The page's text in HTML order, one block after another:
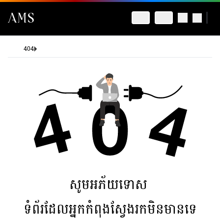
404
សូមអភ័យទោស
ទំព័រដែលអ្នកកំពុងស្វែងរកមិនមានទេ